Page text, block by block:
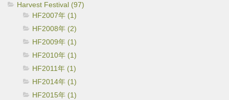
Harvest Festival (97)
HF2007年 (1)
HF2008年 (2)
HF2009年 (1)
HF2010年 (1)
HF2011年 (1)
HF2014年 (1)
HF2015年 (1)